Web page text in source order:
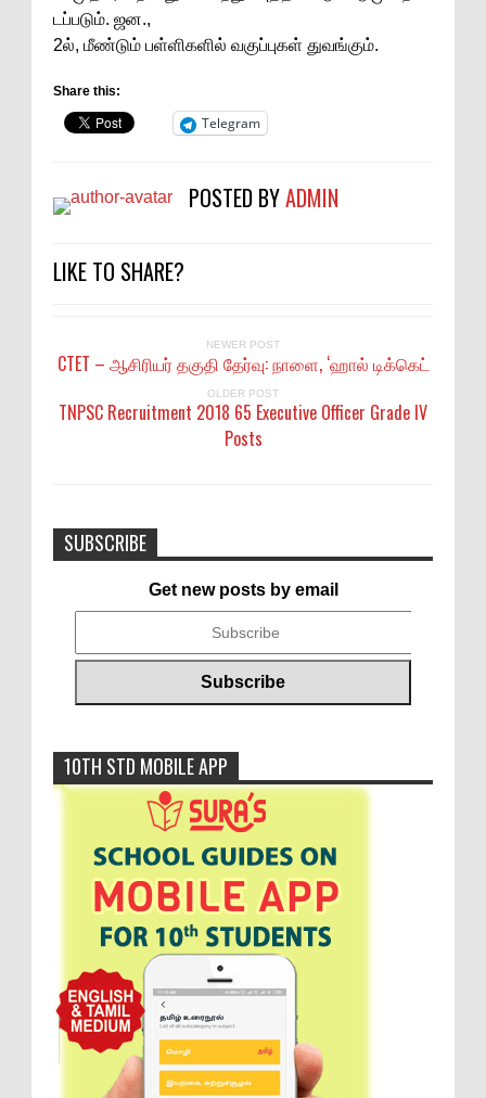
டப்படும். ஜன.,
2ல், மீண்டும் பள்ளிகளில் வகுப்புகள் துவங்கும்.
Share this:
Telegram
POSTED BYADMIN
LIKE TO SHARE?
NEWER POST
CTET – ஆசிரியர் தகுதி தேர்வு: நாளை, ‘ஹால் டிக்கெட்
OLDER POST
TNPSC Recruitment 2018 65 Executive Officer Grade IV
Posts
SUBSCRIBE
Get new posts by email
10TH STD MOBILE APP